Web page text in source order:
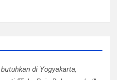
di Yogyakarta,